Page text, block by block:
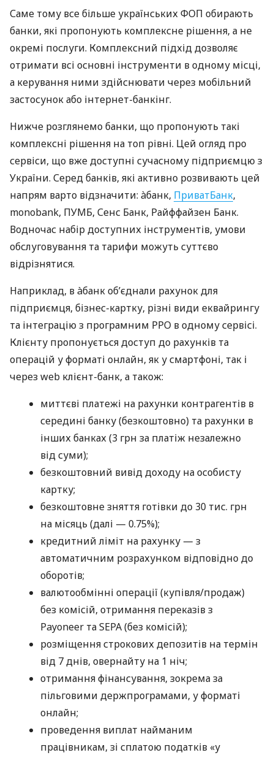
Саме тому все більше українських ФОП обирають
банки, які пропонують комплексне рішення, а не
окремі послуги. Комплексний підхід дозволяє
отримати всі основні інструменти в одному місці,
а керування ними здійснювати через мобільний
застосунок або інтернет-банкінг.
Нижче розглянемо банки, що пропонують такі
комплексні рішення на топ рівні. Цей огляд про
сервіси, що вже доступні сучасному підприємцю з
України. Серед банків, які активно розвивають цей
напрям варто відзначити: àбанк, ПриватБанк,
monobank, ПУМБ, Сенс Банк, Райффайзен Банк.
Водночас набір доступних інструментів, умови
обслуговування та тарифи можуть суттєво
відрізнятися.
Наприклад, в àбанк об’єднали рахунок для
підприємця, бізнес-картку, різні види еквайрингу
та інтеграцію з програмним РРО в одному сервісі.
Клієнту пропонується доступ до рахунків та
операцій у форматі онлайн, як у смартфоні, так і
через web клієнт-банк, а також:
миттєві платежі на рахунки контрагентів в
середині банку (безкоштовно) та рахунки в
інших банках (3 грн за платіж незалежно
від суми);
безкоштовний вивід доходу на особисту
картку;
безкоштовне зняття готівки до 30 тис. грн
на місяць (далі — 0.75%);
кредитний ліміт на рахунку — з
автоматичним розрахунком відповідно до
оборотів;
валютообмінні операції (купівля/продаж)
без комісій, отримання переказів з
Payoneer та SEPA (без комісій);
розміщення строкових депозитів на термін
від 7 днів, овернайту на 1 ніч;
отримання фінансування, зокрема за
пільговими держпрограмами, у форматі
онлайн;
проведення виплат найманим
працівникам, зі сплатою податків «у